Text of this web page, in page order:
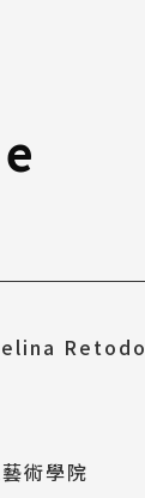
Retodo
術學院